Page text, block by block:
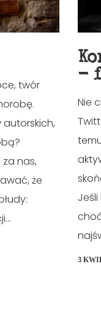
twór
nas,
że
-
Nie
3